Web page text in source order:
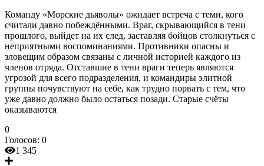
Команду «Морские дьяволы» ожидает встреча с теми, кого
считали давно побеждёнными. Враг, скрывающийся в тени
прошлого, выйдет на их след, заставляя бойцов столкнуться с
неприятными воспоминаниями. Противники опасны и
зловещим образом связаны с личной историей каждого из
членов отряда. Отставшие в тени враги теперь являются
угрозой для всего подразделения, и командиры элитной
группы почувствуют на себе, как трудно порвать с тем, что
уже давно должно было остаться позади. Старые счёты
оказываются
0
Голосов: 0
1 345